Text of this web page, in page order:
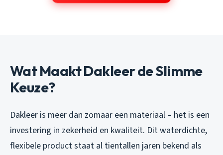
Wat Maakt Dakleer de Slimme
Keuze?
Dakleer is meer dan zomaar een materiaal – het is een
investering in zekerheid en kwaliteit. Dit waterdichte,
flexibele product staat al tientallen jaren bekend als